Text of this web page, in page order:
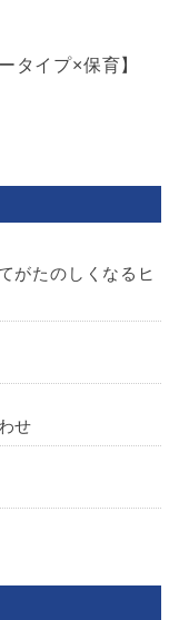
タイプ×保育】
がたのしくなるヒ
せ